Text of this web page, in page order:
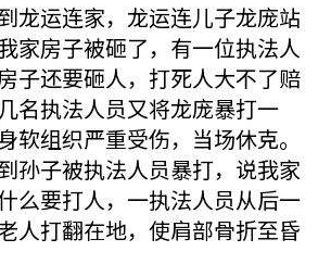
龙运连家，龙运连儿子龙庞站
家房子被砸了，有一位执法人
子还要砸人，打死人大不了赔
名执法人员又将龙庞暴打一
软组织严重受伤，当场休克。
孙子被执法人员暴打，说我家
么要打人，一执法人员从后一
人打翻在地，使肩部骨折至昏